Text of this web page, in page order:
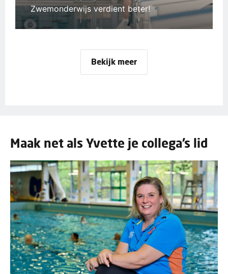
Zwemonderwijs verdient beter!
Bekijk meer
Maak net als Yvette je collega’s lid